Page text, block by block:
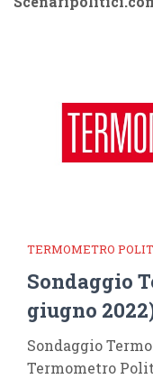
TERMOMETRO
Sondaggio
giugno
Sondaggio
Termometro